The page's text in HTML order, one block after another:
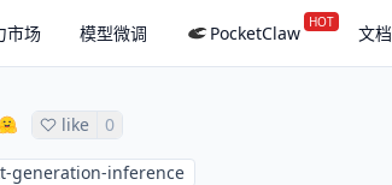
市场 模型微调 PocketClaw HOT 文档
like 0
generation-inference